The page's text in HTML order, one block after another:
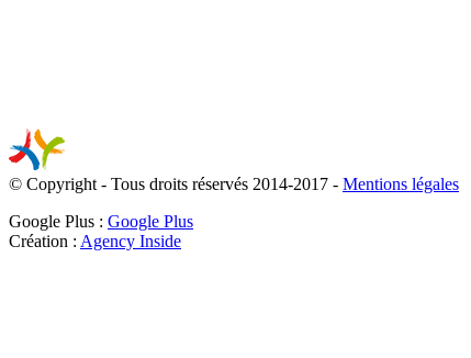
© Copyright - Tous droits réservés 2014-2017 - Mentions légales
Google Plus : Google Plus
Création : Agency Inside